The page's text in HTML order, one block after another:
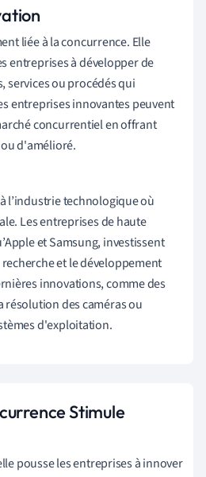
liée à la concurrence. Elle
entreprises à développer de
services ou procédés qui
entreprises innovantes peuvent
concurrentiel en offrant
d'amélioré.
l’industrie technologique où
Les entreprises de haute
et Samsung, investissent
et le développement
innovations, comme des
résolution des caméras ou
d'exploitation.
Stimule
pousse les entreprises à innover